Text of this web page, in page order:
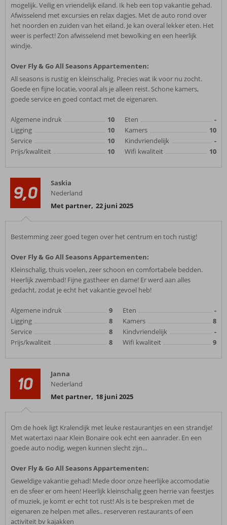
mogelijk. Veilig en vriendelijk eiland. Ik heb een top vakantie gehad.
Afwisselend met excursies en relax dagjes. Met de auto rond over
het noorden en zuiden van het eiland. Je kan overal lekker eten. Het
weer is perfect! Zon afwisselend met bewolking en een heerlijk
windje.
Over Fly & Go All Seasons Appartementen:
All seasons is rustig en kleinschalig. Precies wat ik voor nu zocht.
Goede en fijne locatie, vooral als je alleen reist. Schone kamers,
goede service en goed contact met de eigenaren.
Algemene indruk
10
Ligging
10
Service
10
Prijs/kwaliteit
10
Eten
-
Kamers
10
Kindvriendelijk
-
Wifi kwaliteit
10
9,0
Saskia
Nederland
Met partner, 22 juni 2025
Bestemming zeer goed tegen over het centrum en toch rustig!
Over Fly & Go All Seasons Appartementen:
Kleinschalig, thuis voelen, zeer schoon en comfortabele bedden.
Heerlijk zwembad! Fijne gastheer en dame! Er werd aan alles
gedacht, zodat je echt het vakantie gevoel heb!
Algemene indruk
9
Ligging
8
Service
8
Prijs/kwaliteit
8
Eten
-
Kamers
8
Kindvriendelijk
-
Wifi kwaliteit
9
10
Janna
Nederland
Met partner, 18 juni 2025
Om de hoek ligt Kralendijk met leuke restaurantjes en een strandje!
Met watertaxi naar Klein Bonaire ook echt een aanrader. En een
goede auto nodig, wegen kunnen slecht zijn…
Over Fly & Go All Seasons Appartementen:
Geweldige vakantie gehad! Mede door onze heerlijke accomodatie
en de sfeer er om heen! Heerlijk kleinschalig geen herrie van feestjes
of muziek, je komt er echt tot rust! Als is te bespreken met de
eigenaren ze helpen met alles.. reserveren restaurants of een
activiteit bv kajakken